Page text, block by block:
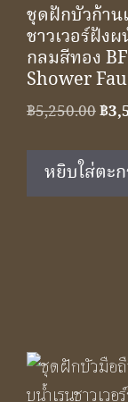
ชุดฝักบัวก้าน
ชาวเวอร์ฝังผ
กลมสีทอง
Shower
฿5,250.00
฿
฿
หยิบใส่ตะก